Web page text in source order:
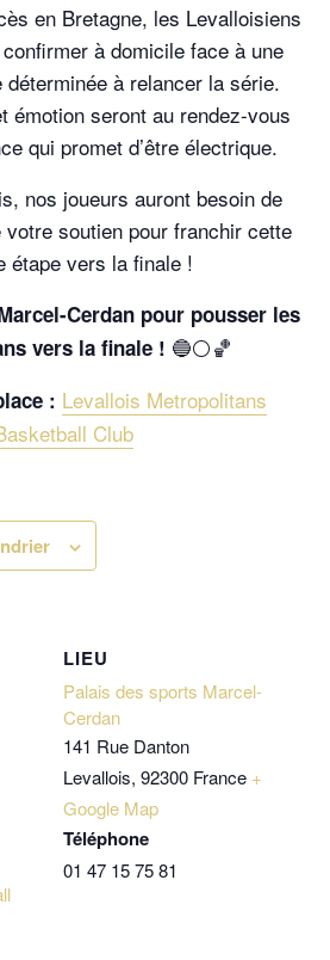
en Bretagne, les Levalloisiens
à domicile face à une
à relancer la série.
émotion seront au rendez-vous
qui promet d’être électrique.
nos joueurs auront besoin de
soutien pour franchir cette
étape vers la finale !
Cerdan pour pousser les
vers la finale ! 🔵⚪🏀
: Levallois Metropolitans
Club
LIEU
Palais des sports Marcel-
Cerdan
141 Rue Danton
Levallois, 92300 France +
Google Map
Téléphone
01 47 15 75 81